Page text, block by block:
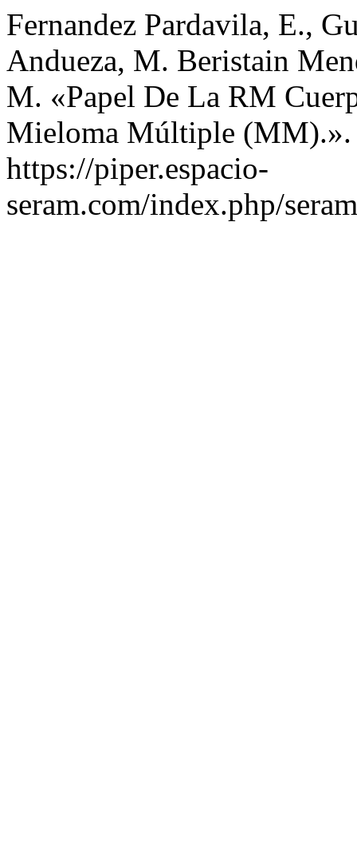
Fernandez Pardavila, E.,
Andueza, M. Beristain
M. «Papel De La RM
Mieloma Múltiple
https://piper.espacio-
seram.com/index.php/